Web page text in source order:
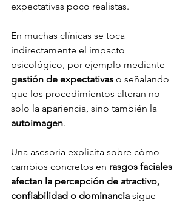
expectativas poco realistas.
En muchas clínicas se toca
indirectamente el impacto
psicológico, por ejemplo mediante
gestión de expectativas o señalando
que los procedimientos alteran no
solo la apariencia, sino también la
autoimagen.
Una asesoría explícita sobre cómo
cambios concretos en rasgos faciales
afectan la percepción de atractivo,
confiabilidad o dominancia sigue